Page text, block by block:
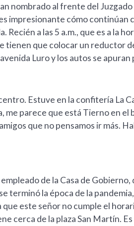
nombrado al frente del
impresionante cómo continúan
Recién a las 5 a.m., que es a la
tienen que colocar un reductor
Luro y los autos se
Estuve en la confitería La
me parece que está Tierno en el
que no pensamos ir más.
de la Casa de Gobierno,
terminó la época de la
este señor no cumple el
cerca de la plaza San Martín.